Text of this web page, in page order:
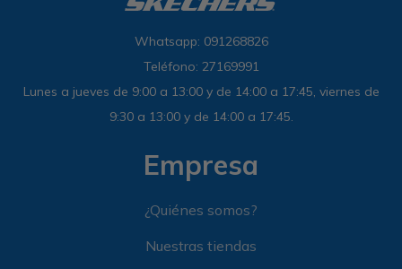
Whatsapp: 091268826
Teléfono: 27169991
Lunes a jueves de 9:00 a 13:00 y de 14:00 a 17:45, viernes de
9:30 a 13:00 y de 14:00 a 17:45.
Empresa
¿Quiénes somos?
Nuestras tiendas